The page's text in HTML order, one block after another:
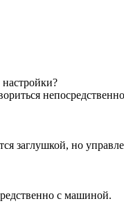
заглушкой, но
с машиной.